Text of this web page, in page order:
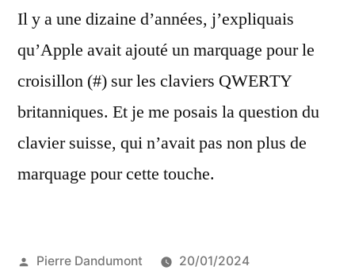
Il y a une dizaine d’années, j’expliquais
qu’Apple avait ajouté un marquage pour le
croisillon (#) sur les claviers QWERTY
britanniques. Et je me posais la question du
clavier suisse, qui n’avait pas non plus de
marquage pour cette touche.
Publié
Pierre Dandumont
20/01/2024